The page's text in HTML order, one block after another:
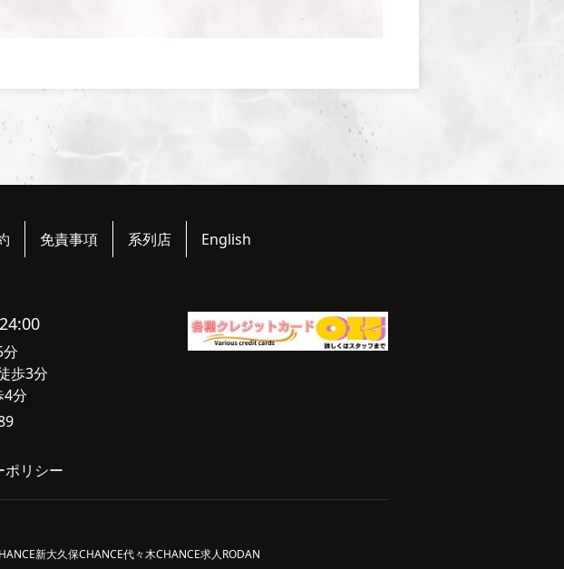
免責事項 系列店 English
分
歩3分
4分
ポリシー
新大久保CHANCE代々木CHANCE求人RODAN